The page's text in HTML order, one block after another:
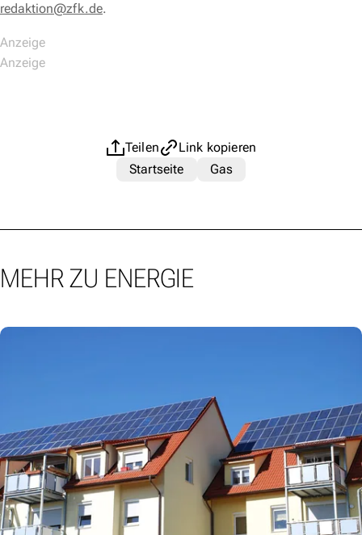
redaktion@zfk.de.
Teilen
Link kopieren
Startseite
Gas
MEHR ZU ENERGIE